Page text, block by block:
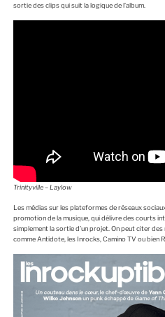
sortie des clips qui suit la logique de l’album.
Trinityville – Laylow
Les médias sur les plateformes de réseaux
promotion de la musique, qui délivre des courts
simplement la sortie d’un projet. On peut citer
comme Antidote, les Inrocks, Camino TV ou bien